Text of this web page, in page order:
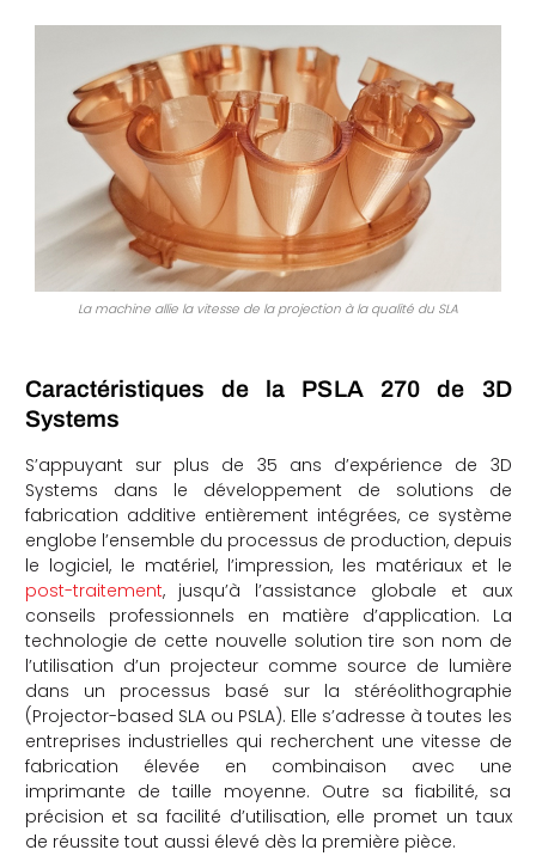
La machine allie la vitesse de la projection à la qualité du SLA
Caractéristiques de la PSLA 270 de 3D
Systems
S’appuyant sur plus de 35 ans d’expérience de 3D
Systems dans le développement de solutions de
fabrication additive entièrement intégrées, ce système
englobe l’ensemble du processus de production, depuis
le logiciel, le matériel, l’impression, les matériaux et le
post-traitement, jusqu’à l’assistance globale et aux
conseils professionnels en matière d’application. La
technologie de cette nouvelle solution tire son nom de
l’utilisation d’un projecteur comme source de lumière
dans un processus basé sur la stéréolithographie
(Projector-based SLA ou PSLA). Elle s’adresse à toutes les
entreprises industrielles qui recherchent une vitesse de
fabrication élevée en combinaison avec une
imprimante de taille moyenne. Outre sa fiabilité, sa
précision et sa facilité d’utilisation, elle promet un taux
de réussite tout aussi élevé dès la première pièce.